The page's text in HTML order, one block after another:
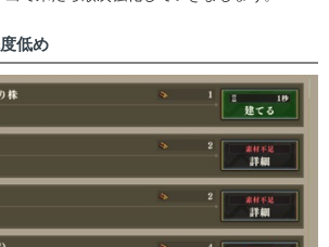
低め